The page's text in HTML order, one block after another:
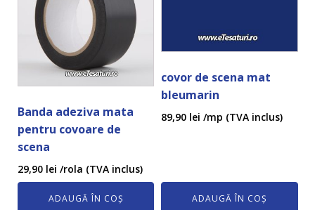
Banda adeziva mata
pentru covoare de
scena
29,90 lei /rola (TVA inclus)
ADAUGĂ ÎN COȘ
covor de scena mat
bleumarin
89,90 lei /mp (TVA inclus)
ADAUGĂ ÎN COȘ